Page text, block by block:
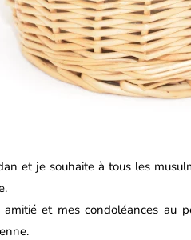
et je souhaite à tous les
et mes condoléances au